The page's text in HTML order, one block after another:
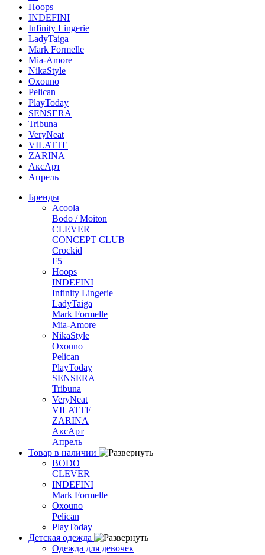
Hoops
INDEFINI
Infinity Lingerie
LadyTaiga
Mark Formelle
Mia-Amore
NikaStyle
Oxouno
Pelican
PlayToday
SENSERA
Tribuna
VeryNeat
VILATTE
ZARINA
АксАрт
Апрель
Бренды
Acoola
Bodo / Moiton
CLEVER
CONCEPT CLUB
Crockid
F5
Hoops
INDEFINI
Infinity Lingerie
LadyTaiga
Mark Formelle
Mia-Amore
NikaStyle
Oxouno
Pelican
PlayToday
SENSERA
Tribuna
VeryNeat
VILATTE
ZARINA
АксАрт
Апрель
Товар в наличии
BODO
CLEVER
INDEFINI
Mark Formelle
Oxouno
Pelican
PlayToday
Детская одежда
Одежда для девочек